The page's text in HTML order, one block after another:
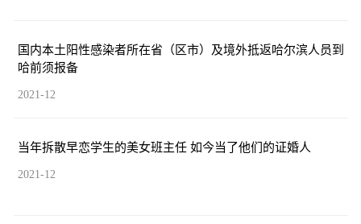
国内本土阳性感染者所在省（区市）及境外抵返哈尔滨人员到
哈前须报备
2021-12
当年拆散早恋学生的美女班主任 如今当了他们的证婚人
2021-12